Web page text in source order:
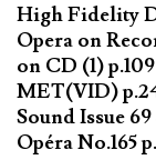
High Fidelity
Opera on
on CD (1)
MET(VID)
Sound Issue 69
Opéra No.165